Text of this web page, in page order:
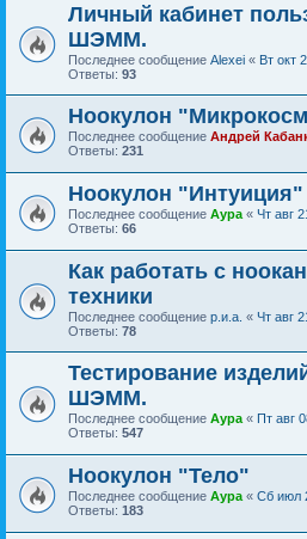
Личный кабинет
ШЭММ.
Последнее сообщение Alexei « Вт окт
Ответы: 93
Ноокулон
Последнее сообщение Андрей
Ответы: 231
Ноокулон "Интуиция"
Последнее сообщение Аура « Чт авг
Ответы: 66
Как работать с
техники
Последнее сообщение р.и.а. « Чт авг
Ответы: 78
Тестирование
ШЭММ.
Последнее сообщение Аура « Пт авг
Ответы: 547
Ноокулон "Тело"
Последнее сообщение Аура « Сб июл
Ответы: 183